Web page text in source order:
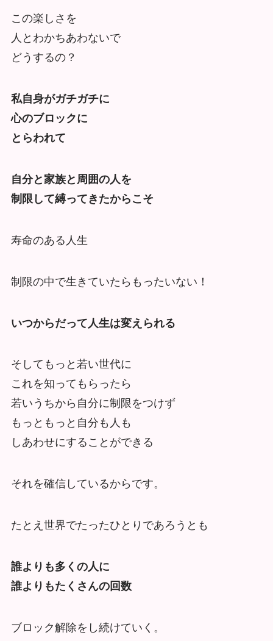
この楽しさを
人とわかちあわないで
どうするの？
私自身がガチガチに
心のブロックに
とらわれて
自分と家族と周囲の人を
制限して縛ってきたからこそ
寿命のある人生
制限の中で生きていたらもったいない！
いつからだって人生は変えられる
そしてもっと若い世代に
これを知ってもらったら
若いうちから自分に制限をつけず
もっともっと自分も人も
しあわせにすることができる
それを確信しているからです。
たとえ世界でたったひとりであろうとも
誰よりも多くの人に
誰よりもたくさんの回数
ブロック解除をし続けていく。